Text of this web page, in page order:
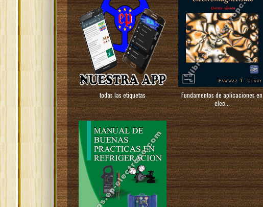
todas las etiquetas
Fundamentos de aplicaciones en
elec...